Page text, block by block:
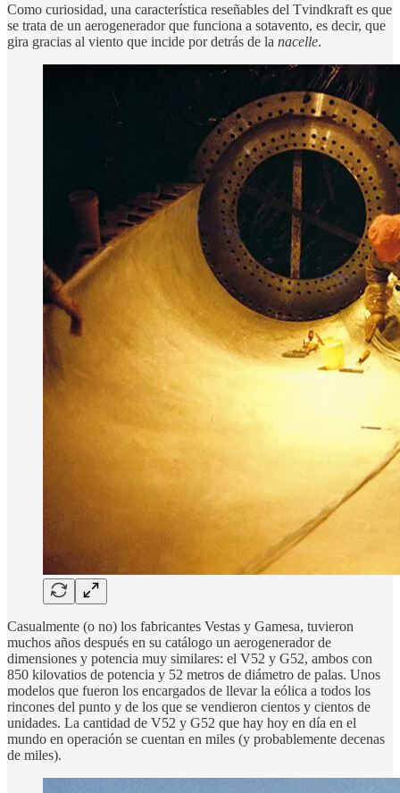
Como curiosidad, una característica reseñables del Tvindkraft es que
se trata de un aerogenerador que funciona a sotavento, es decir, que
gira gracias al viento que incide por detrás de la nacelle.
Casualmente (o no) los fabricantes Vestas y Gamesa, tuvieron
muchos años después en su catálogo un aerogenerador de
dimensiones y potencia muy similares: el V52 y G52, ambos con
850 kilovatios de potencia y 52 metros de diámetro de palas. Unos
modelos que fueron los encargados de llevar la eólica a todos los
rincones del punto y de los que se vendieron cientos y cientos de
unidades. La cantidad de V52 y G52 que hay hoy en día en el
mundo en operación se cuentan en miles (y probablemente decenas
de miles).